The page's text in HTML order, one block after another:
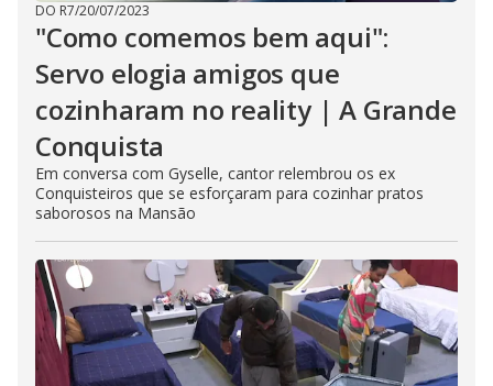
DO R7/20/07/2023
"Como comemos bem aqui":
Servo elogia amigos que
cozinharam no reality | A Grande
Conquista
Em conversa com Gyselle, cantor relembrou os ex
Conquisteiros que se esforçaram para cozinhar pratos
saborosos na Mansão